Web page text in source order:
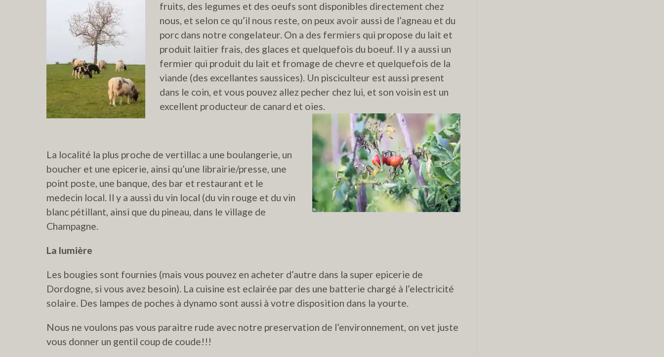
fruits, des legumes et des oeufs sont disponibles directement chez
nous, et selon ce qu’il nous reste, on peux avoir aussi de l’agneau et du
porc dans notre congelateur. On a des fermiers qui propose du lait et
produit laitier frais, des glaces et quelquefois du boeuf. Il y a aussi un
fermier qui produit du lait et fromage de chevre et quelquefois de la
viande (des excellantes saussices). Un pisciculteur est aussi present
dans le coin, et vous pouvez allez pecher chez lui, et son voisin est un
excellent producteur de canard et oies.
La localité la plus proche de vertillac a une boulangerie, un
boucher et une epicerie, ainsi qu’une librairie/presse, une
point poste, une banque, des bar et restaurant et le
medecin local. Il y a aussi du vin local (du vin rouge et du vin
blanc pétillant, ainsi que du pineau, dans le village de
Champagne.
La lumière
Les bougies sont fournies (mais vous pouvez en acheter d’autre dans la super epicerie de
Dordogne, si vous avez besoin). La cuisine est eclairée par des une batterie chargé à l’electricité
solaire. Des lampes de poches à dynamo sont aussi à votre disposition dans la yourte.
Nous ne voulons pas vous paraitre rude avec notre preservation de l’environnement, on vet juste
vous donner un gentil coup de coude!!!